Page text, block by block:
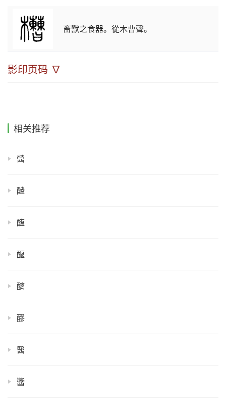
畜獸之食器。從木曹聲。
影印页码 ∇
相关推荐
醟
醠
醢
醧
醨
醪
醫
醬